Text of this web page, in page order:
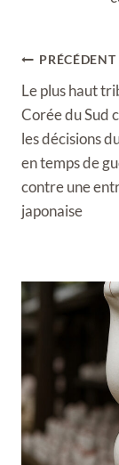
Navigation
de
l’article
PRÉCÉDENT
Le plus haut
Corée du Sud
les décisions
en temps de
contre une
japonaise